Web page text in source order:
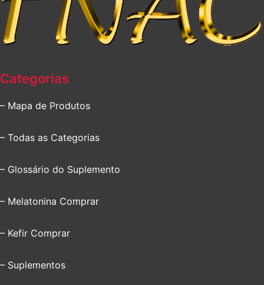
Categorias
– Mapa de Produtos
– Todas as Categorias
– Glossário do Suplemento
– Melatonina Comprar
– Kefir Comprar
– Suplementos